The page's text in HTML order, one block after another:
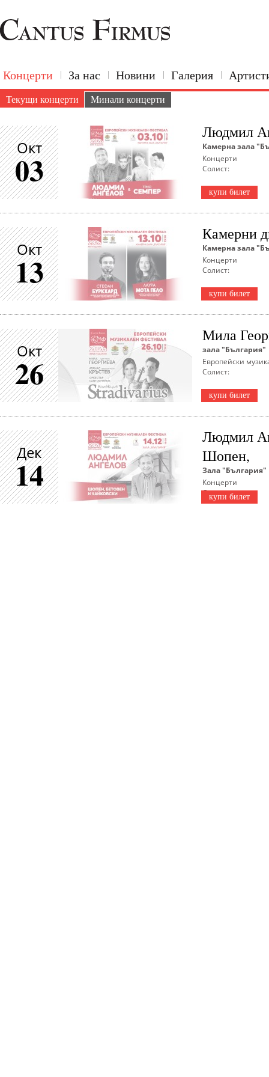
Концерти За нас Новини Галерия
Текущи концерти Минали концерти
Окт
03
Людмил
Камерна зала
Концерти
Солист:
купи билет
Окт
13
Камерни
Камерна зала
Концерти
Солист:
купи билет
Окт
26
Мила
зала "България"
Европейски
Солист:
купи билет
Дек
14
Людмил
Шопен,
Зала "България"
Концерти
Солист:
купи билет